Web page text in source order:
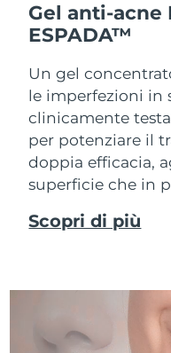
Gel anti-acne
ESPADA™
Un gel
le imperfezioni in
clinicamente
per potenziare il
doppia efficacia,
superficie che in
Scopri di più